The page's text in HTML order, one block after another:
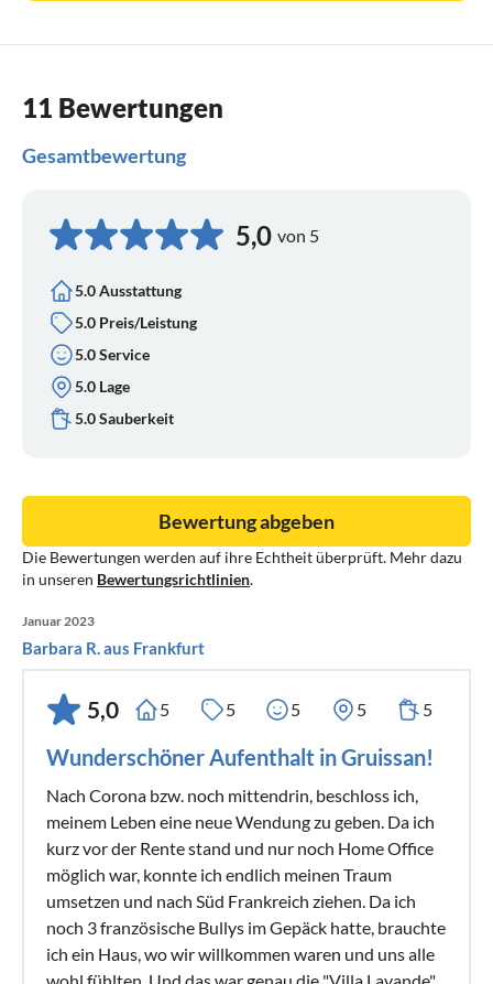
11 Bewertungen
Gesamtbewertung
5,0 von 5
5.0 Ausstattung
5.0 Preis/Leistung
5.0 Service
5.0 Lage
5.0 Sauberkeit
Die Bewertungen werden auf ihre Echtheit überprüft. Mehr dazu
in unseren Bewertungsrichtlinien.
Bewertung abgeben
Januar 2023
Barbara R. aus Frankfurt
5,0 5 5 5 5 5
Wunderschöner Aufenthalt in Gruissan!
Nach Corona bzw. noch mittendrin, beschloss ich,
meinem Leben eine neue Wendung zu geben. Da ich
kurz vor der Rente stand und nur noch Home Office
möglich war, konnte ich endlich meinen Traum
umsetzen und nach Süd Frankreich ziehen. Da ich
noch 3 französische Bullys im Gepäck hatte, brauchte
ich ein Haus, wo wir willkommen waren und uns alle
wohl fühlten. Und das war genau die "Villa Lavande"